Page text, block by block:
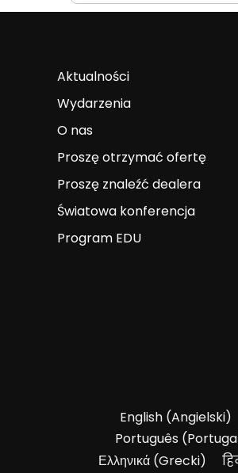
Aktualności
Wydarzenia
O nas
Proszę otrzymać ofertę
Proszę znaleźć dealera
Światowa konferencja
Program EDU
English(Angielski)
Português (
Ελληνικά(Grecki)